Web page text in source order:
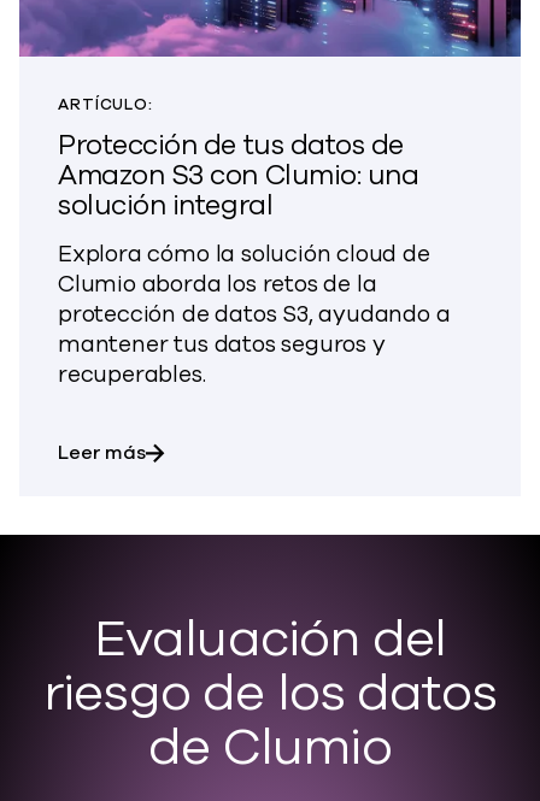
ARTÍCULO:
Protección de tus datos de
Amazon S3 con Clumio: una
solución integral
Explora cómo la solución cloud de
Clumio aborda los retos de la
protección de datos S3, ayudando a
mantener tus datos seguros y
recuperables.
Leer mássobre Protege tus datos de Amazon S3
Evaluación del
riesgo de los datos
de Clumio